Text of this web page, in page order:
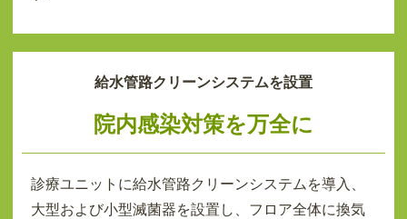
給水管路クリーンシステムを設置
院内感染対策を万全に
診療ユニットに給水管路クリーンシステムを導入、
大型および小型滅菌器を設置し、フロア全体に換気